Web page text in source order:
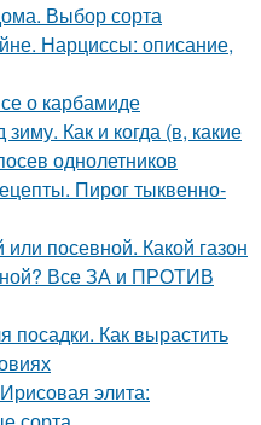
Выбор сорта
Нарциссы: описание,
о карбамиде
Как и когда (в, какие
однолетников
Пирог тыквенно-
посевной. Какой газон
Все ЗА и ПРОТИВ
посадки. Как вырастить
элита: